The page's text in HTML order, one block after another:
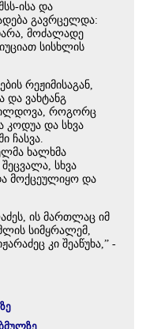
ისა და
გავრცელდა:
მოძალადე
სისხლის
რეჟიმისაგან,
და ვახტანგ
როგორც
კოდუა და სხვა
ჩასვა.
ხალხმა
სხვა
მოქცეულიყო და
ის მართლაც იმ
სიმყრალემ,
კი შეაწუხა,” -